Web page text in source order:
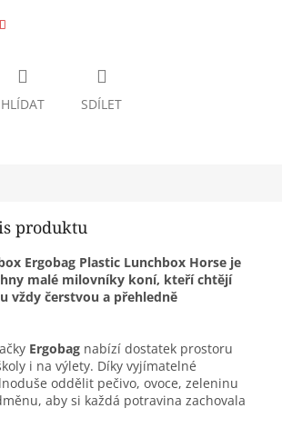
HLÍDAT SDÍLET
produktu
Ergobag Plastic Lunchbox Horse je
malé milovníky koní, kteří chtějí
vždy čerstvou a přehledně
Ergobag nabízí dostatek prostoru
i na výlety. Díky vyjímatelné
oddělit pečivo, ovoce, zeleninu
aby si každá potravina zachovala